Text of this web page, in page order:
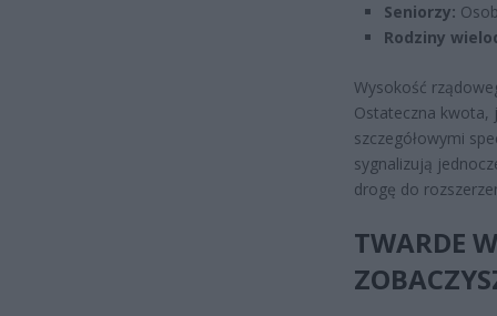
Seniorzy:
Rodziny
Wysokość
Ostateczna kwota,
szczegółowymi
sygnalizują
drogę do
TWARDE